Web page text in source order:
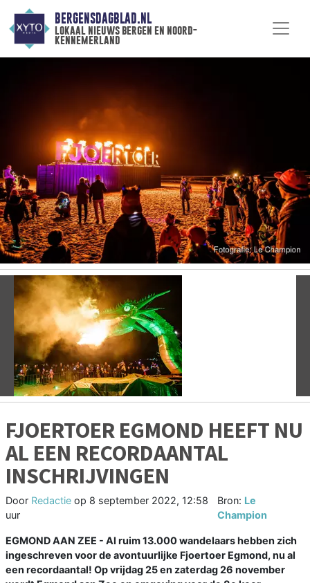
BERGENSDAGBLAD.NL
lokaal nieuws bergen en noord-
kennemerland
FJOERTOER EGMOND HEEFT NU
AL EEN RECORDAANTAL
INSCHRIJVINGEN
Door Redactie op 8 september 2022, 12:58
uur
Bron: Le
Champion
EGMOND AAN ZEE - Al ruim 13.000 wandelaars hebben zich
ingeschreven voor de avontuurlijke Fjoertoer Egmond, nu al
een recordaantal! Op vrijdag 25 en zaterdag 26 november